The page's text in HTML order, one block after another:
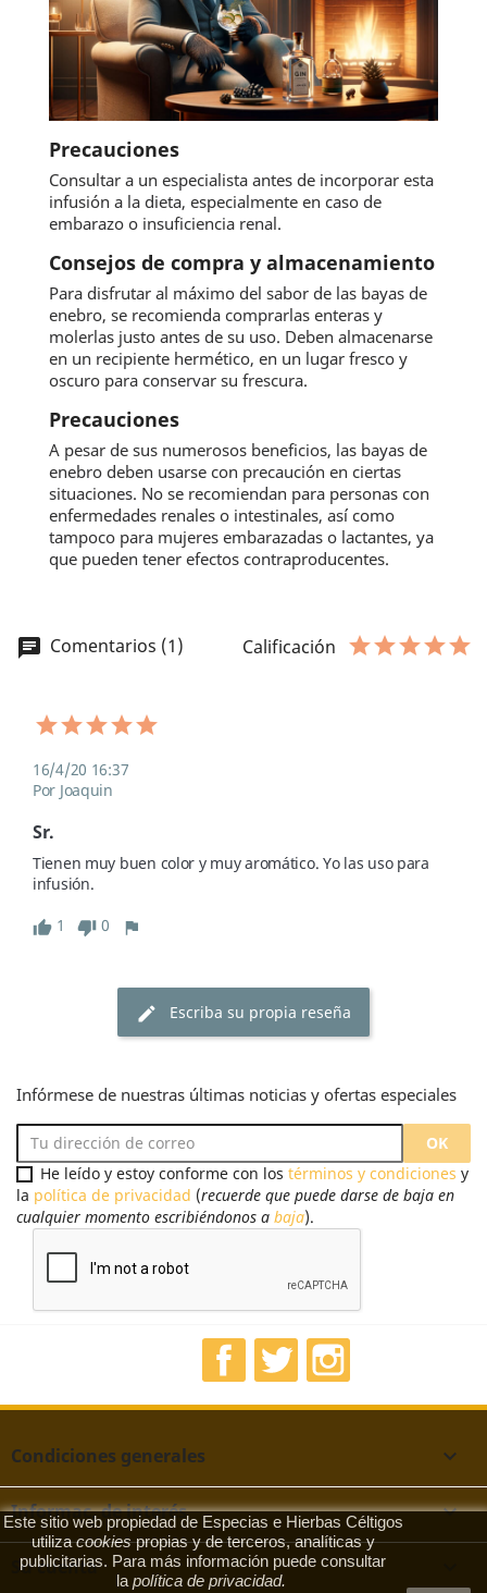
Precauciones
Consultar a un especialista antes de incorporar esta
infusión a la dieta, especialmente en caso de
embarazo o insuficiencia renal.
Consejos de compra y almacenamiento
Para disfrutar al máximo del sabor de las bayas de
enebro, se recomienda comprarlas enteras y
molerlas justo antes de su uso. Deben almacenarse
en un recipiente hermético, en un lugar fresco y
oscuro para conservar su frescura.
Precauciones
A pesar de sus numerosos beneficios, las bayas de
enebro deben usarse con precaución en ciertas
situaciones. No se recomiendan para personas con
enfermedades renales o intestinales, así como
tampoco para mujeres embarazadas o lactantes, ya
que pueden tener efectos contraproducentes.
chat Comentarios (1) Calificación
16/4/20 16:37
Por Joaquin
Sr.
Tienen muy buen color y muy aromático. Yo las uso para
infusión.
thumb_up 1 thumb_down 0 flag
edit Escriba su propia reseña
Infórmese de nuestras últimas noticias y ofertas especiales
He leído y estoy conforme con los términos y condiciones y
la política de privacidad (recuerde que puede darse de baja en
cualquier momento escribiéndonos a baja).
FacebookTwitter
Condiciones generales 
Informac. de interés 
Su cuenta
Este sitio web propiedad de Especias e Hierbas Céltigos
utilizacookiespropias y de terceros, analíticas y
publicitarias. Para más información puede consultar
la política de privacidad.